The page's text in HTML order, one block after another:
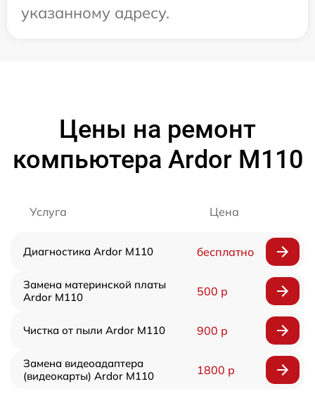
указанному адресу.
Цены на ремонт
компьютера Ardor M110
Услуга Цена
Диагностика Ardor M110 бесплатно
Замена материнской платы
Ardor M110
500 р
Чистка от пыли Ardor M110 900 р
Замена видеоадаптера
(видеокарты) Ardor M110
1800 р